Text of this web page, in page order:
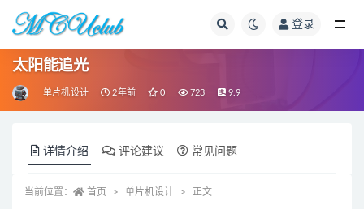
登录
太阳能追光
单片机设计 2年前 0 723 9.9
详情介绍 评论建议 常见问题
当前位置： 首页 单片机设计 正文